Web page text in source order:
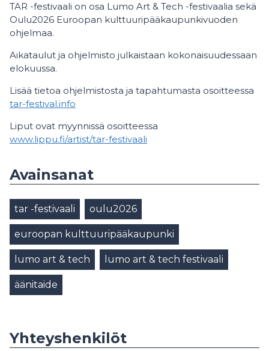
TAR -festivaali on osa Lumo Art & Tech -festivaalia sekä
Oulu2026 Euroopan kulttuuripääkaupunkivuoden
ohjelmaa.
Aikataulut ja ohjelmisto julkaistaan kokonaisuudessaan
elokuussa.
Lisää tietoa ohjelmistosta ja tapahtumasta osoitteessa
tar-festival.info
Liput ovat myynnissä osoitteessa
www.lippu.fi/artist/tar-festivaali
Avainsanat
tar -festivaali oulu2026
euroopan kulttuuripääkaupunki
lumo art & tech lumo art & tech festivaali
äänitaide
Yhteyshenkilöt